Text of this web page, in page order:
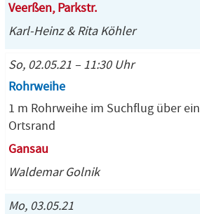
Veerßen, Parkstr.
Karl-Heinz & Rita Köhler
So, 02.05.21 – 11:30 Uhr
Rohrweihe
1 m Rohrweihe im Suchflug über
Ortsrand
Gansau
Waldemar Golnik
Mo, 03.05.21